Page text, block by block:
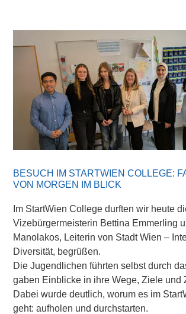
BESUCH IM STARTWIEN COLLEGE:
VON MORGEN IM BLICK
Im StartWien College durften wir heute
Vizebürgermeisterin Bettina Emmerling
Manolakos, Leiterin von Stadt Wien –
Diversität, begrüßen.
Die Jugendlichen führten selbst durch
gaben Einblicke in ihre Wege, Ziele und
Dabei wurde deutlich, worum es im
geht: aufholen und durchstarten.